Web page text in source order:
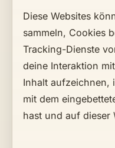
Diese Websites
sammeln, Cookies
Tracking-Dienste
deine Interaktion
Inhalt aufzeichnen,
mit dem
hast und auf dieser